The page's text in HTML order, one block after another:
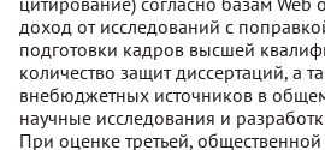
доход от исследований c
подготовки кадров высшей
количество защит диссертаций, а
внебюджетных источников в
научные исследования и
При оценке третьей,